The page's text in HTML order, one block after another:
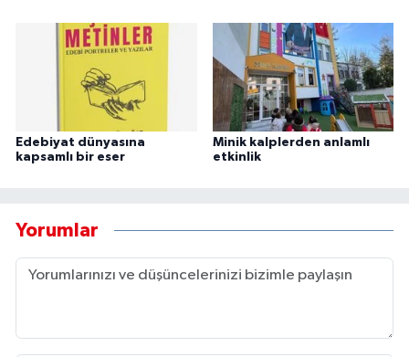
Edebiyat dünyasına
kapsamlı bir eser
Minik kalplerden anlamlı
etkinlik
Yorumlar